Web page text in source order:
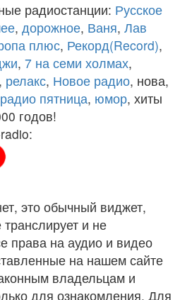
радиостанции: Русское
, дорожное, Ваня, Лав
плюс, Рекорд(Record),
, 7 на семи холмах,
, релакс, Новое радио, нова,
радио пятница, юмор, хиты
годов!
это обычный виджет,
и не
права на аудио и видео
на нашем сайте
владельцам и
для ознакомления. Для